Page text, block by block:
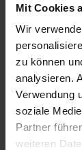
Mit Cookies
Wir
zu können
analysieren.
Verwendung
soziale
Partner
weiteren
Folgende
More